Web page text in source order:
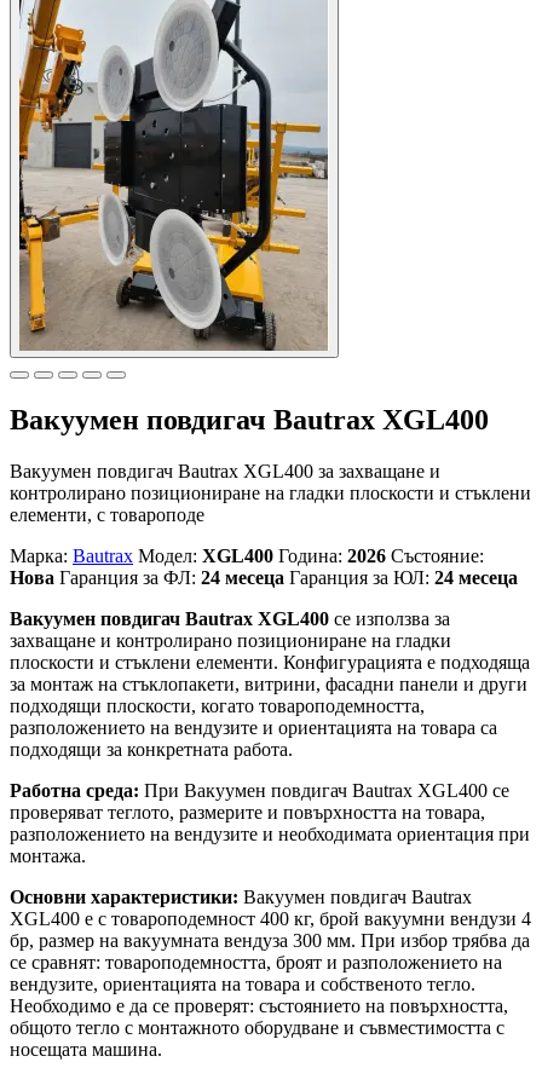
Вакуумен повдигач Bautrax XGL400
Вакуумен повдигач Bautrax XGL400 за захващане и
контролирано позициониране на гладки плоскости и стъклени
елементи, с товароподе
Марка: Bautrax Модел: XGL400 Година: 2026 Състояние:
Нова Гаранция за ФЛ: 24 месеца Гаранция за ЮЛ: 24 месеца
Вакуумен повдигач Bautrax XGL400 се използва за
захващане и контролирано позициониране на гладки
плоскости и стъклени елементи. Конфигурацията е подходяща
за монтаж на стъклопакети, витрини, фасадни панели и други
подходящи плоскости, когато товароподемността,
разположението на вендузите и ориентацията на товара са
подходящи за конкретната работа.
Работна среда: При Вакуумен повдигач Bautrax XGL400 се
проверяват теглото, размерите и повърхността на товара,
разположението на вендузите и необходимата ориентация при
монтажа.
Основни характеристики: Вакуумен повдигач Bautrax
XGL400 е с товароподемност 400 кг, брой вакуумни вендузи 4
бр, размер на вакуумната вендуза 300 мм. При избор трябва да
се сравнят: товароподемността, броят и разположението на
вендузите, ориентацията на товара и собственото тегло.
Необходимо е да се проверят: състоянието на повърхността,
общото тегло с монтажното оборудване и съвместимостта с
носещата машина.